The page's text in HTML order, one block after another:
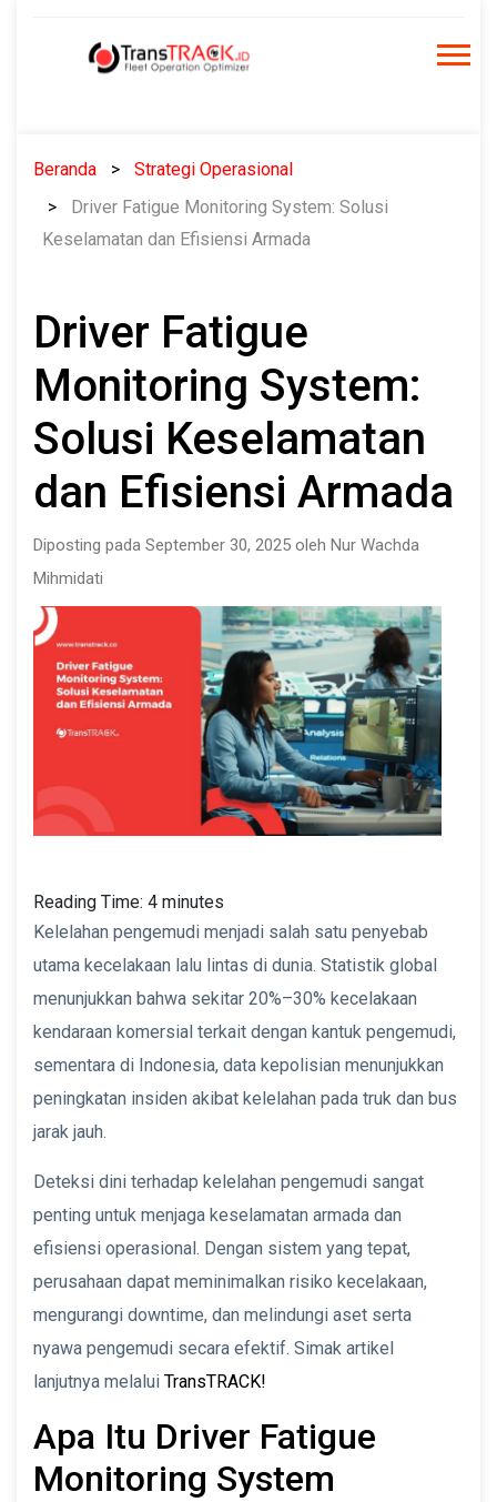
Beranda
Strategi Operasional
Driver Fatigue Monitoring System: Solusi
Keselamatan dan Efisiensi Armada
Driver Fatigue
Monitoring System:
Solusi Keselamatan
dan Efisiensi Armada
Diposting pada September 30, 2025 oleh Nur Wachda
Mihmidati
Reading Time: 4 minutes
Kelelahan pengemudi menjadi salah satu penyebab
utama kecelakaan lalu lintas di dunia. Statistik global
menunjukkan bahwa sekitar 20%–30% kecelakaan
kendaraan komersial terkait dengan kantuk pengemudi,
sementara di Indonesia, data kepolisian menunjukkan
peningkatan insiden akibat kelelahan pada truk dan bus
jarak jauh.
Deteksi dini terhadap kelelahan pengemudi sangat
penting untuk menjaga keselamatan armada dan
efisiensi operasional. Dengan sistem yang tepat,
perusahaan dapat meminimalkan risiko kecelakaan,
mengurangi downtime, dan melindungi aset serta
nyawa pengemudi secara efektif. Simak artikel
lanjutnya melalui TransTRACK!
Apa Itu Driver Fatigue
Monitoring System